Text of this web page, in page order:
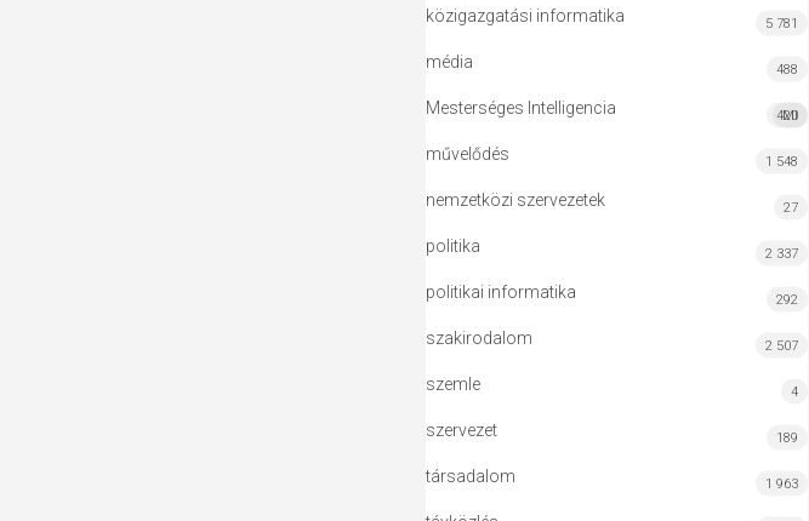
közigazgatási informatika 5 781
média 488
Mesterséges Intelligencia MI
420
művelődés 1 548
nemzetközi szervezetek 27
politika 2 337
politikai informatika 292
szakirodalom 2 507
szemle 4
szervezet 189
társadalom 1 963